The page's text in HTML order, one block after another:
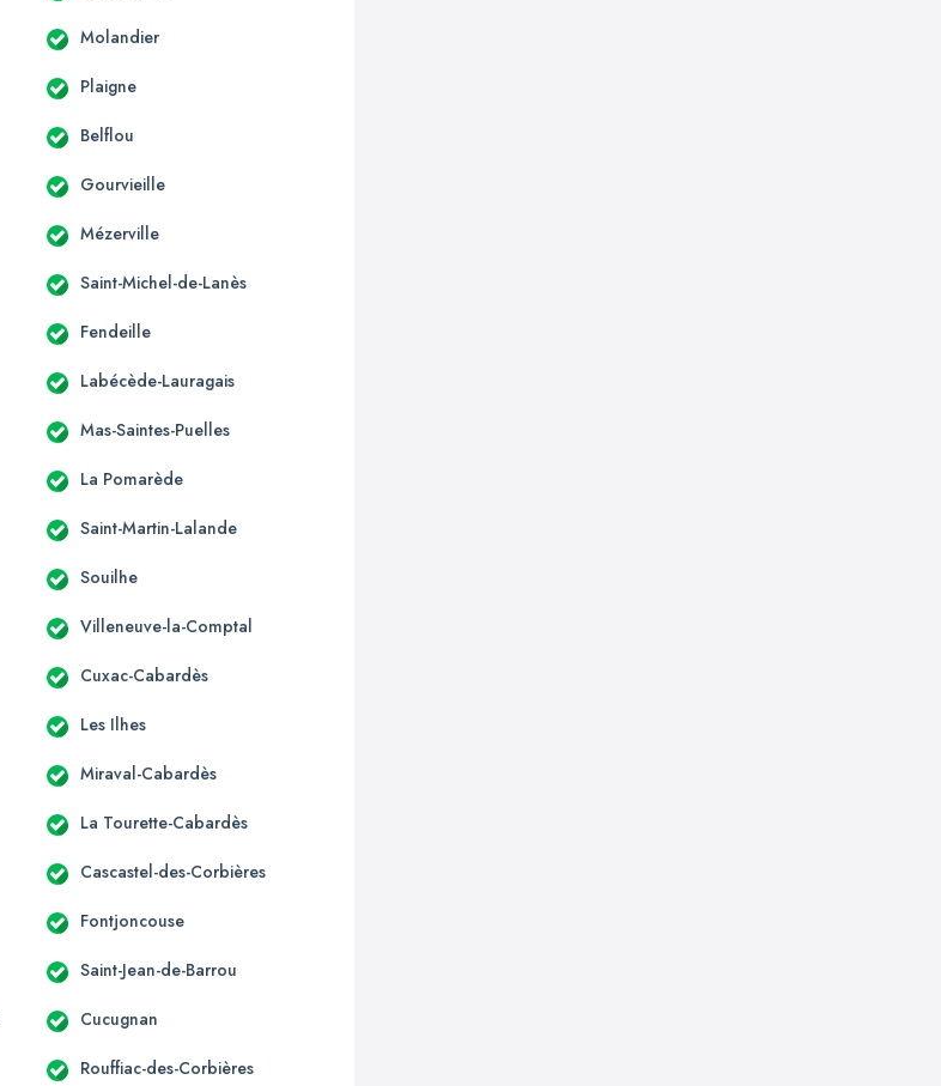
Molandier
Plaigne
Belflou
Gourvieille
Mézerville
Saint-Michel-de-Lanès
Fendeille
Labécède-Lauragais
Mas-Saintes-Puelles
La Pomarède
Saint-Martin-Lalande
Souilhe
Villeneuve-la-Comptal
Cuxac-Cabardès
Les Ilhes
Miraval-Cabardès
La Tourette-Cabardès
Cascastel-des-Corbières
Fontjoncouse
Saint-Jean-de-Barrou
Cucugnan
Rouffiac-des-Corbières